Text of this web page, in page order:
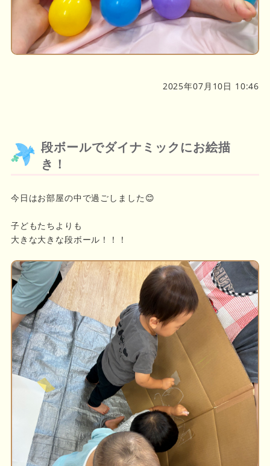
2025年07月10日 10:46
段ボールでダイナミックにお絵描
き！
今日はお部屋の中で過ごしました😊
子どもたちよりも
大きな大きな段ボール！！！